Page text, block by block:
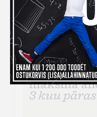
Järelmaksu
veebikaubamaja
“Maksa
väljad.